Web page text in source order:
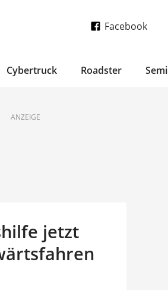
Facebook
Cybertruck Roadster Semi
ANZEIGE
jetzt